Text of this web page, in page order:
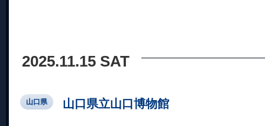
2025.11.15 SAT
山口県 山口県立山口博物館